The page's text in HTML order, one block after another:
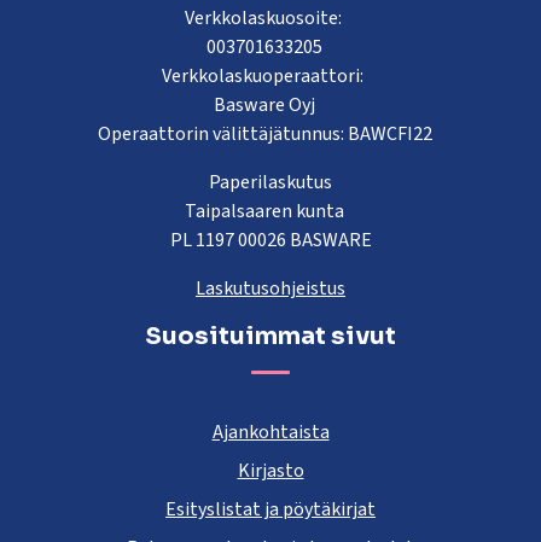
Verkkolaskuosoite:
003701633205
Verkkolaskuoperaattori:
Basware Oyj
Operaattorin välittäjätunnus: BAWCFI22
Paperilaskutus
Taipalsaaren kunta
PL 1197 00026 BASWARE
Laskutusohjeistus
Suosituimmat sivut
Ajankohtaista
Kirjasto
Esityslistat ja pöytäkirjat